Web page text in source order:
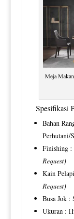
Meja
Spesifikasi
Bahan
Perhutani/
Finishing :
Request)
Kain
Request)
Busa Jok :
Ukuran :